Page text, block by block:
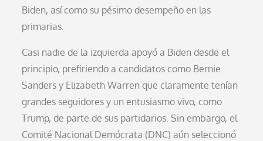
Biden, así como su pésimo desempeño en las
primarias.
Casi nadie de la izquierda apoyó a Biden desde el
principio, prefiriendo a candidatos como Bernie
Sanders y Elizabeth Warren que claramente tenían
grandes seguidores y un entusiasmo vivo, como
Trump, de parte de sus partidarios. Sin embargo, el
Comité Nacional Demócrata (DNC) aún seleccionó